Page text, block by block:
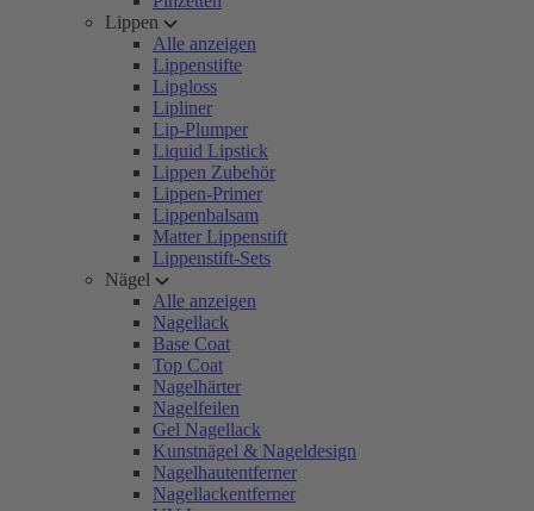
Lippen
Alle anzeigen
Lippenstifte
Lipgloss
Lipliner
Lip-Plumper
Liquid Lipstick
Lippen Zubehör
Lippen-Primer
Lippenbalsam
Matter Lippenstift
Lippenstift-Sets
Nägel
Alle anzeigen
Nagellack
Base Coat
Top Coat
Nagelhärter
Nagelfeilen
Gel Nagellack
Kunstnägel & Nageldesign
Nagelhautentferner
Nagellackentferner